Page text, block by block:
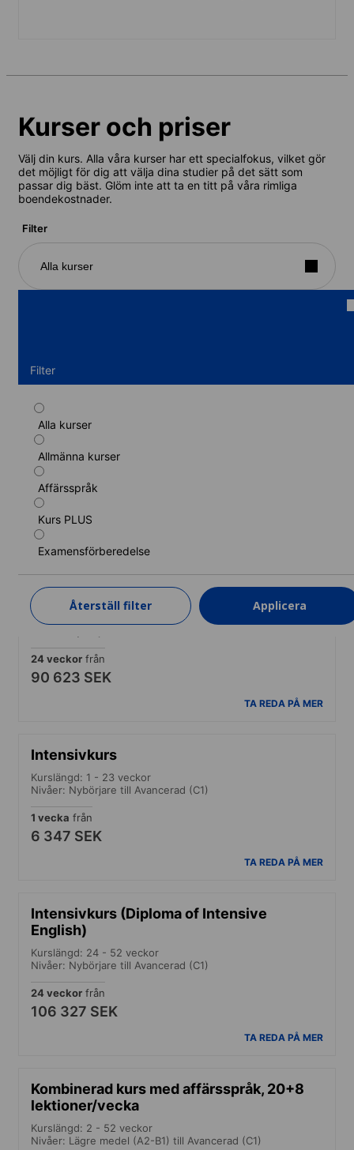
Kurser och priser
Välj din kurs. Alla våra kurser har ett specialfokus, vilket gör
det möjligt för dig att välja dina studier på det sätt som
passar dig bäst. Glöm inte att ta en titt på våra rimliga
boendekostnader.
Filter
Alla kurser
Filter
Alla kurser
Allmänna kurser
Affärsspråk
Kurs PLUS
Examensförberedelse
Återställ filter Applicera
Standardkurs
Kurslängd: 1 - 23 veckor
Nivåer: Nybörjare till Avancerad (C1)
1 vecka
5 431 SEK
Standardkurs (Diploma of General English)
Kurslängd: 24 - 52 veckor
24 veckor från
90 623 SEK
TA REDA PÅ MER
Intensivkurs
Kurslängd: 1 - 23 veckor
Nivåer: Nybörjare till Avancerad (C1)
1 vecka från
6 347 SEK
TA REDA PÅ MER
Intensivkurs (Diploma of Intensive
English)
Kurslängd: 24 - 52 veckor
Nivåer: Nybörjare till Avancerad (C1)
24 veckor från
106 327 SEK
TA REDA PÅ MER
Kombinerad kurs med affärsspråk, 20+8
lektioner/vecka
Kurslängd: 2 - 52 veckor
Nivåer: Lägre medel (A2-B1) till Avancerad (C1)